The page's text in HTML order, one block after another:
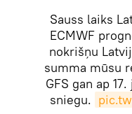
Sauss laiks
ECMWF
nokrišņu
summa mūsu
GFS gan ap
sniegu.